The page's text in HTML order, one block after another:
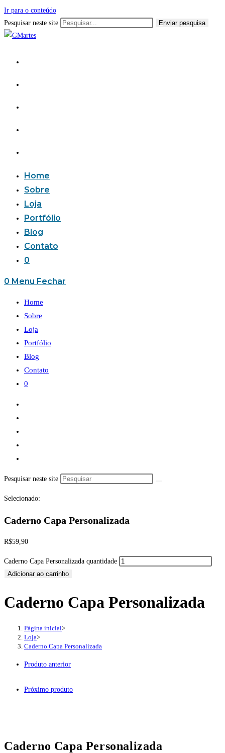
Ir para o conteúdo
Pesquisar neste site
Enviar pesquisa
Home
Sobre
Loja
Portfólio
Blog
Contato
0
0 Menu Fechar
Home
Sobre
Loja
Portfólio
Blog
Contato
0
Pesquisar neste site
Selecionado:
Caderno Capa Personalizada
R$59,90
Caderno Capa Personalizada quantidade
Adicionar ao carrinho
Caderno Capa Personalizada
Página inicial>
Loja>
Caderno Capa Personalizada
Produto anterior
Próximo produto
Caderno Capa Personalizada